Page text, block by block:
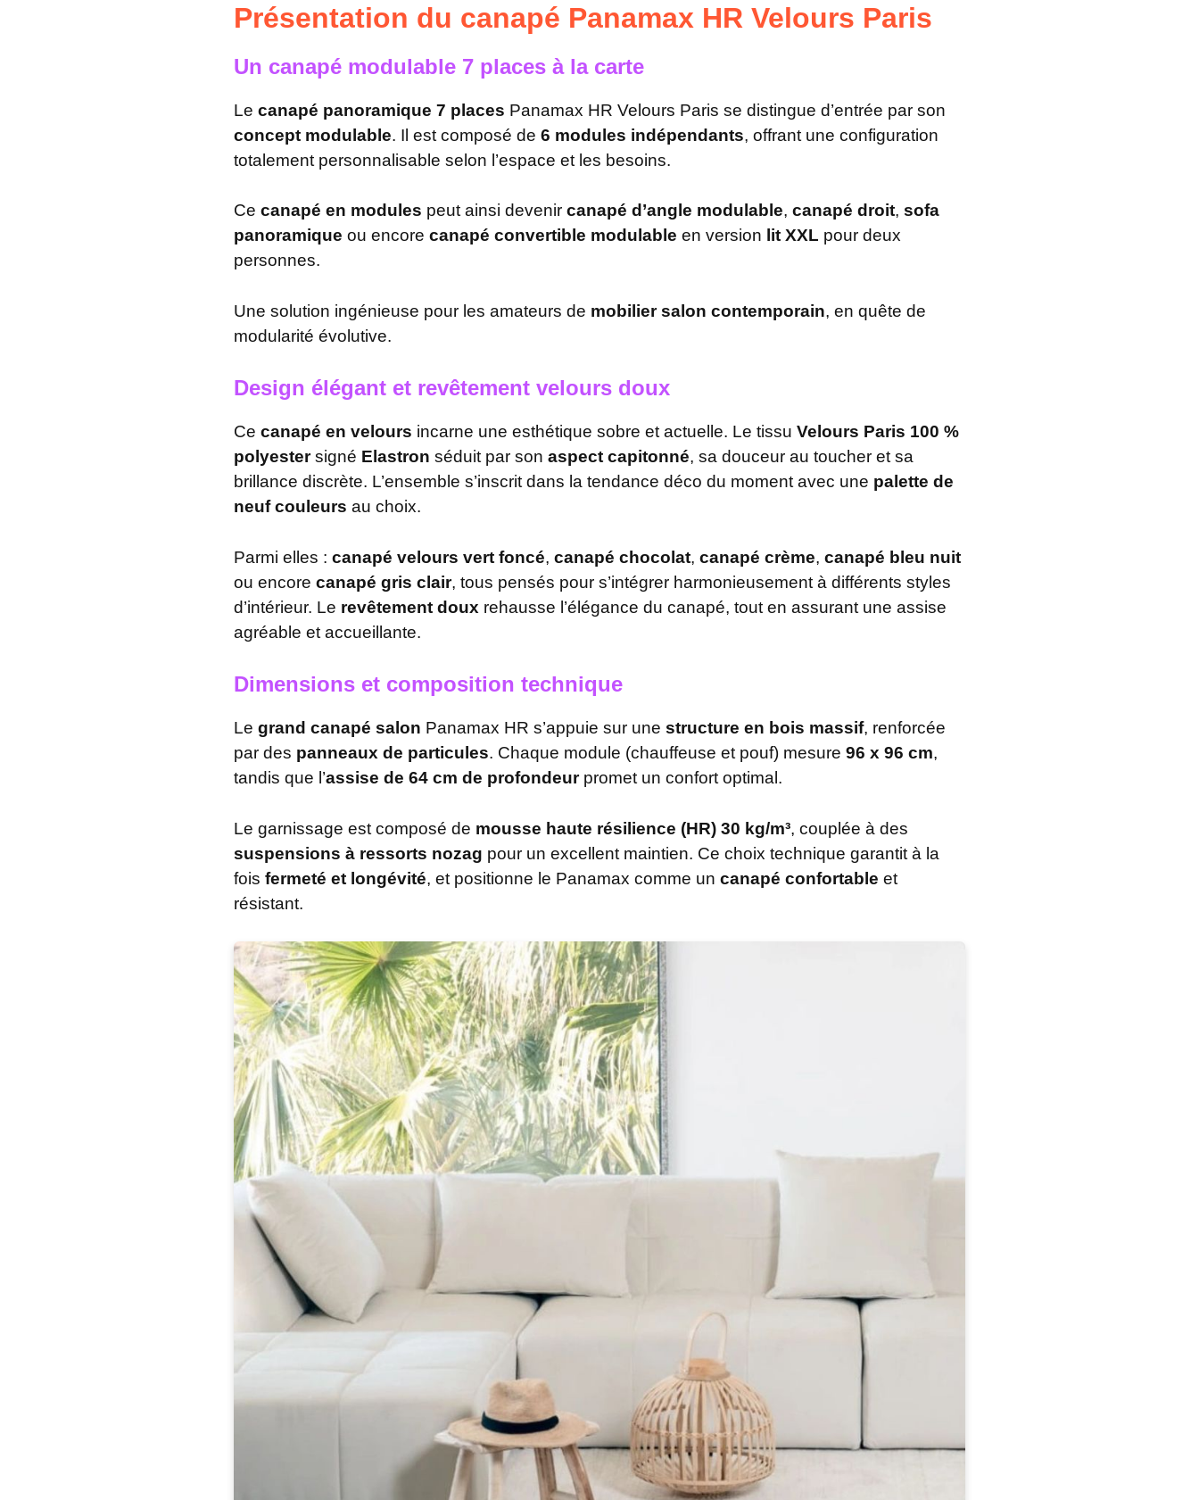
Présentation du canapé Panamax HR Velours Paris
Un canapé modulable 7 places à la carte
Le canapé panoramique 7 places Panamax HR Velours Paris se distingue d’entrée par son
concept modulable. Il est composé de 6 modules indépendants, offrant une configuration
totalement personnalisable selon l’espace et les besoins.
Ce canapé en modules peut ainsi devenir canapé d’angle modulable, canapé droit, sofa
panoramique ou encore canapé convertible modulable en version lit XXL pour deux
personnes.
Une solution ingénieuse pour les amateurs de mobilier salon contemporain, en quête de
modularité évolutive.
Design élégant et revêtement velours doux
Ce canapé en velours incarne une esthétique sobre et actuelle. Le tissu Velours Paris 100 %
polyestersigné Elastron séduit par son aspect capitonné, sa douceur au toucher et sa
brillance discrète. L’ensemble s’inscrit dans la tendance déco du moment avec une palette de
neuf couleurs au choix.
Parmi elles : canapé velours vert foncé, canapé chocolat, canapé crème, canapé bleu nuit
ou encore canapé gris clair, tous pensés pour s’intégrer harmonieusement à différents styles
d’intérieur. Le revêtement doux rehausse l’élégance du canapé, tout en assurant une assise
agréable et accueillante.
Dimensions et composition technique
Le grand canapé salon Panamax HR s’appuie sur une structure en bois massif, renforcée
par des panneaux de particules. Chaque module (chauffeuse et pouf) mesure 96 x 96 cm,
tandis que l’assise de 64 cm de profondeurpromet un confort optimal.
Le garnissage est composé de mousse haute résilience (HR) 30 kg/m³, couplée à des
suspensions à ressorts nozag pour un excellent maintien. Ce choix technique garantit à la
fois fermeté et longévité, et positionne le Panamax comme un canapé confortable et
résistant.